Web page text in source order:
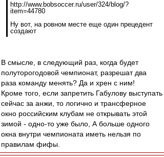
http://www.bobsoccer.ru/user/324/blog/?
item=44780
Ну вот, на ровном месте еще один прецедент
создают
В смысле, в следующий раз, когда будет
полуторогодовой чемпионат, разрешат два
раза команду менять? Да и хрен с ним!
Кроме того, если запретить Габулову выступать
сейчас за анжи, то логично и трансферное
окно российским клубам не открывать этой
зимой - одно-то уже было, А больше одного
окна внутри чемпионата иметь нельзя по
правилам фифы.